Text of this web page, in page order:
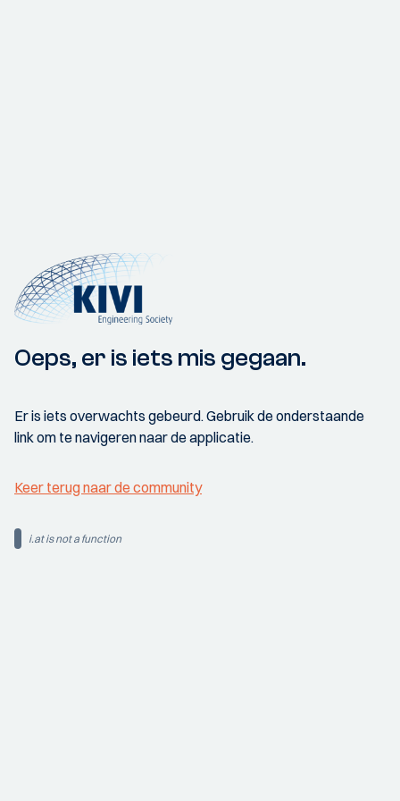
Oeps, er is iets mis gegaan.
Er is iets overwachts gebeurd. Gebruik de onderstaande
link om te navigeren naar de applicatie.
Keer terug naar de community
i.at is not a function